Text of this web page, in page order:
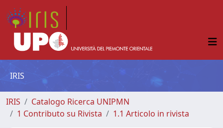
IRIS
IRIS
Catalogo Ricerca UNIPMN
1 Contributo su Rivista
1.1 Articolo in rivista